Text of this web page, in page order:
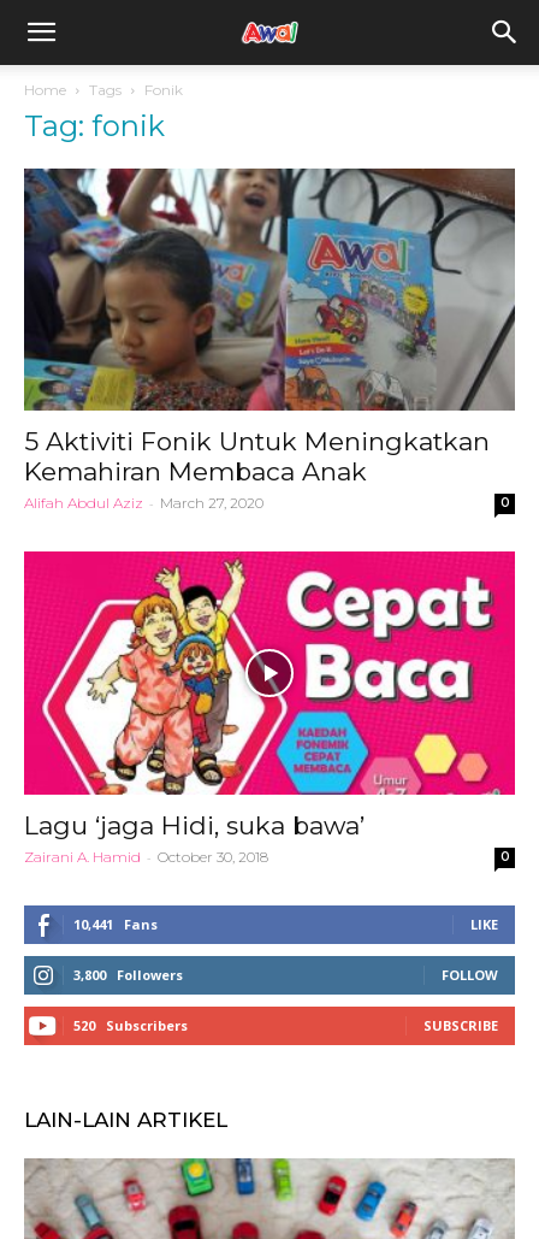
awal.my
Home Tags Fonik
Tag: fonik
5 Aktiviti Fonik Untuk Meningkatkan
Kemahiran Membaca Anak
Alifah Abdul Aziz - March 27, 2020 0
Lagu ‘jaga Hidi, suka bawa’
Zairani A. Hamid - October 30, 2018 0
10,441 Fans LIKE
3,800 Followers FOLLOW
520 Subscribers SUBSCRIBE
LAIN-LAIN ARTIKEL